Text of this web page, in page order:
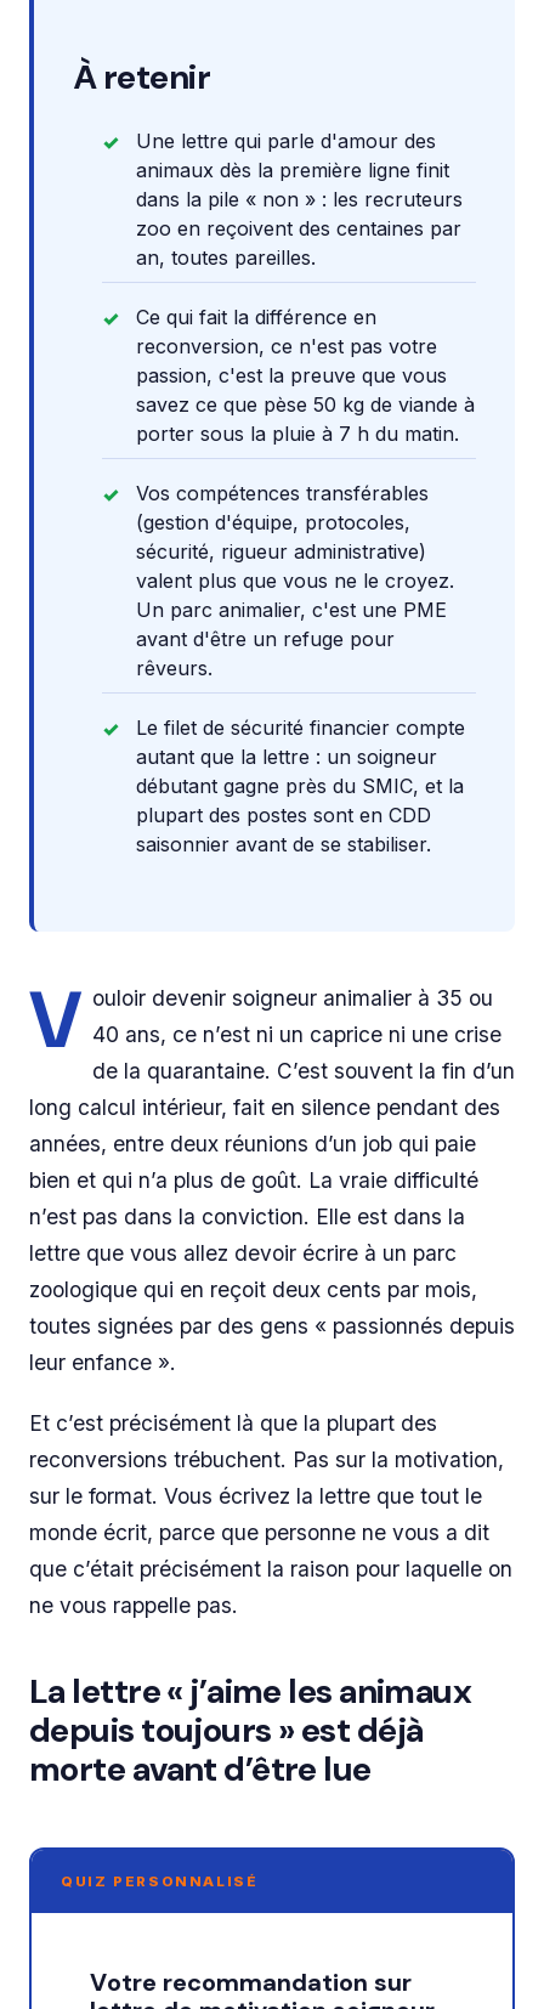
À retenir
Une lettre qui parle d'amour des
animaux dès la première ligne finit
dans la pile « non » : les recruteurs
zoo en reçoivent des centaines par
an, toutes pareilles.
Ce qui fait la différence en
reconversion, ce n'est pas votre
passion, c'est la preuve que vous
savez ce que pèse 50 kg de viande à
porter sous la pluie à 7 h du matin.
Vos compétences transférables
(gestion d'équipe, protocoles,
sécurité, rigueur administrative)
valent plus que vous ne le croyez.
Un parc animalier, c'est une PME
avant d'être un refuge pour
rêveurs.
Le filet de sécurité financier compte
autant que la lettre : un soigneur
débutant gagne près du SMIC, et la
plupart des postes sont en CDD
saisonnier avant de se stabiliser.
V ouloir devenir soigneur animalier à 35 ou
40 ans, ce n’est ni un caprice ni une crise
de la quarantaine. C’est souvent la fin d’un
long calcul intérieur, fait en silence pendant des
années, entre deux réunions d’un job qui paie
bien et qui n’a plus de goût. La vraie difficulté
n’est pas dans la conviction. Elle est dans la
lettre que vous allez devoir écrire à un parc
zoologique qui en reçoit deux cents par mois,
toutes signées par des gens « passionnés depuis
leur enfance ».
Et c’est précisément là que la plupart des
reconversions trébuchent. Pas sur la motivation,
sur le format. Vous écrivez la lettre que tout le
monde écrit, parce que personne ne vous a dit
que c’était précisément la raison pour laquelle on
ne vous rappelle pas.
La lettre « j’aime les animaux
depuis toujours » est déjà
morte avant d’être lue
QUIZ PERSONNALISÉ
Votre recommandation sur